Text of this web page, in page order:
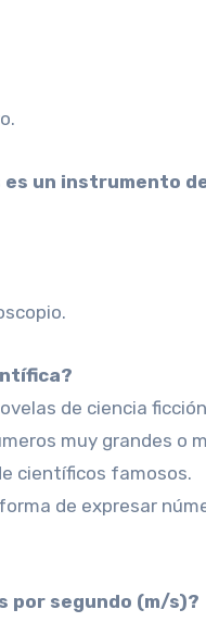
es un instrumento
de ciencia
muy grandes o
científicos famosos.
de expresar
por segundo (m/s)?